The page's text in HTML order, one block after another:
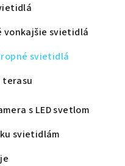
vonkajšie svietidlá
svietidlá
terasu
s LED svetlom
svietidlám